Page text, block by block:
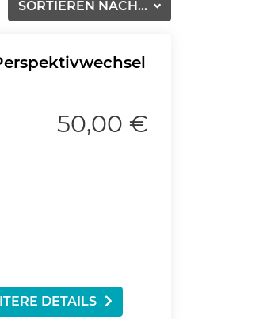
SORTIEREN NACH...
50,00 €
DETAILS